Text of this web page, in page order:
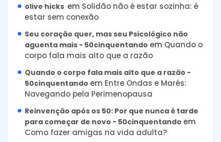
olive hicks em Solidão não é estar sozinha: é
estar sem conexão
Seu coração quer, mas seu Psicológico não
aguenta mais - 50cinquentando em Quando o
corpo fala mais alto que a razão
Quando o corpo fala mais alto que a razão -
50cinquentando em Entre Ondas e Marés:
Navegando pela Perimenopausa
Reinvenção após os 50: Por que nunca é tarde
para começar de novo - 50cinquentando em
Como fazer amigas na vida adulta?